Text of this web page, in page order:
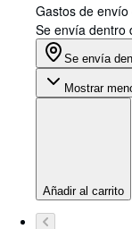
Gastos de envío
Se envía dentro
Se envía
Mostrar
Añadir al carrito